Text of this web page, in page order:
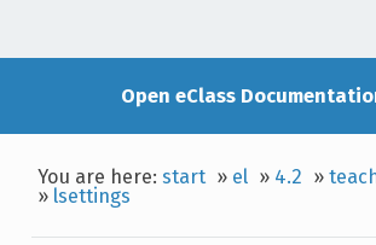
Open eClass
You are here:start » el » 4.2 »
» lsettings